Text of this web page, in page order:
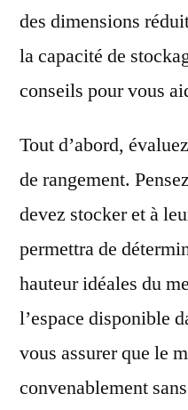
des dimensions
la capacité de
conseils pour vous
Tout d’abord,
de rangement.
devez stocker et à
permettra de
hauteur idéales du
l’espace disponible
vous assurer que le
convenablement